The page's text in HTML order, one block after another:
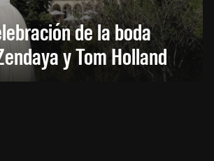
de la boda
y Tom Holland